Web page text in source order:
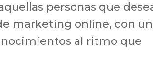
personas que
marketing online, con
al ritmo que